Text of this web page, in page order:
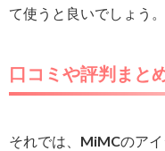
て使うと良いでしょう。
口コミや評判まと
それでは、MiMCのア